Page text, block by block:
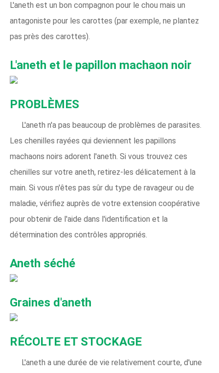
L'aneth est un bon compagnon pour le chou mais un
antagoniste pour les carottes (par exemple, ne plantez
pas près des carottes).
L'aneth et le papillon machaon noir
PROBLÈMES
L'aneth n'a pas beaucoup de problèmes de parasites.
Les chenilles rayées qui deviennent les papillons
machaons noirs adorent l'aneth. Si vous trouvez ces
chenilles sur votre aneth, retirez-les délicatement à la
main. Si vous n'êtes pas sûr du type de ravageur ou de
maladie, vérifiez auprès de votre extension coopérative
pour obtenir de l'aide dans l'identification et la
détermination des contrôles appropriés.
Aneth séché
Graines d'aneth
RÉCOLTE ET STOCKAGE
L'aneth a une durée de vie relativement courte, d'une